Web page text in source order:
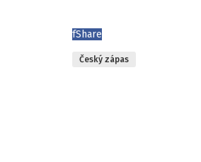
fShare
Český zápas